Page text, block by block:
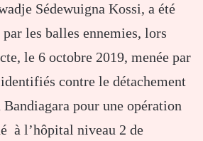
Sédewuigna Kossi, a été
les balles ennemies, lors
le 6 octobre 2019, menée par
contre le détachement
pour une opération
à l’hôpital niveau 2 de